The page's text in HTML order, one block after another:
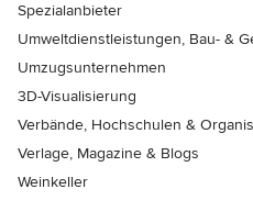
Spezialanbieter
Umweltdienstleistungen, Bau- &
Umzugsunternehmen
3D-Visualisierung
Verbände, Hochschulen &
Verlage, Magazine & Blogs
Weinkeller